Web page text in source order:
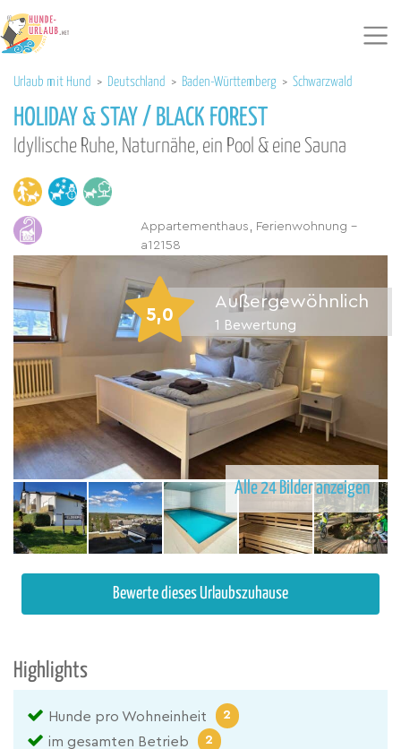
Urlaub mit Hund > Deutschland > Baden-Württemberg > Schwarzwald
HOLIDAY & STAY / BLACK FOREST
Idyllische Ruhe, Naturnähe, ein Pool & eine Sauna
Appartementhaus, Ferienwohnung -
a12158
Alle 24 Bilder anzeigen
5,0
Außergewöhnlich
1 Bewertung
Bewerte dieses Urlaubszuhause
Highlights
Hunde pro Wohneinheit 2
im gesamten Betrieb 2